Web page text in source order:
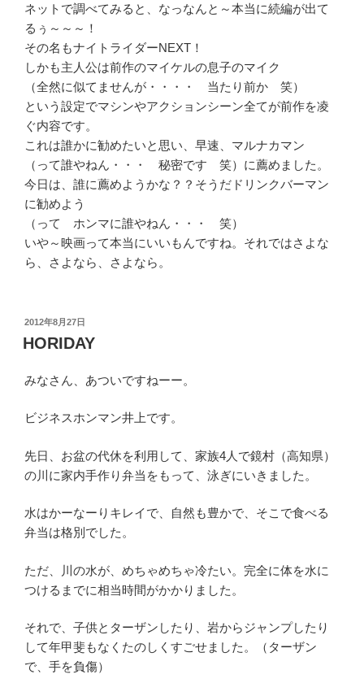
ネットで調べてみると、なっなんと～本当に続編が出て
るぅ～～～！
その名もナイトライダーNEXT！
しかも主人公は前作のマイケルの息子のマイク
（全然に似てませんが・・・・ 当たり前か 笑）
という設定でマシンやアクションシーン全てが前作を凌
ぐ内容です。
これは誰かに勧めたいと思い、早速、マルナカマン
（って誰やねん・・・ 秘密です 笑）に薦めました。
今日は、誰に薦めようかな？？そうだドリンクバーマン
に勧めよう
（って ホンマに誰やねん・・・ 笑）
いや～映画って本当にいいもんですね。それではさよな
ら、さよなら、さよなら。
投
稿
日:
2012年8月27日
HORIDAY
みなさん、あついですねーー。
ビジネスホンマン井上です。
先日、お盆の代休を利用して、家族4人で鏡村（高知県）
の川に家内手作り弁当をもって、泳ぎにいきました。
水はかーなーりキレイで、自然も豊かで、そこで食べる
弁当は格別でした。
ただ、川の水が、めちゃめちゃ冷たい。完全に体を水に
つけるまでに相当時間がかかりました。
それで、子供とターザンしたり、岩からジャンプしたり
して年甲斐もなくたのしくすごせました。（ターザン
で、手を負傷）